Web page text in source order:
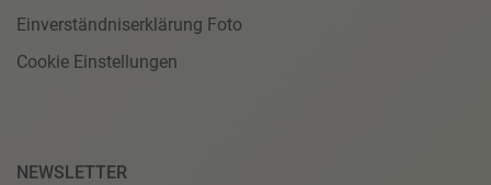
Einverständniserklärung Foto
Cookie Einstellungen
NEWSLETTER